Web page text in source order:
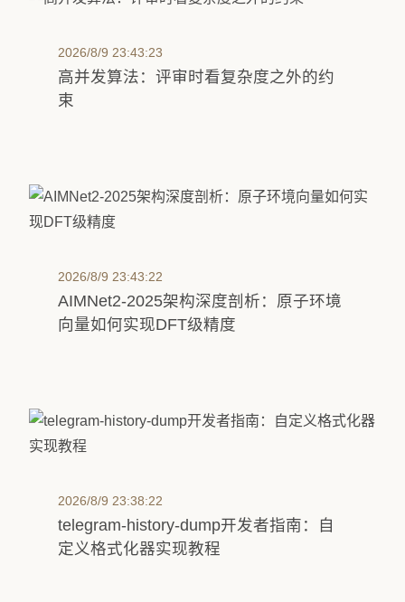
2026/8/9 23:43:23
高并发算法：评审时看复杂度之外的约
束
2026/8/9 23:43:22
AIMNet2-2025架构深度剖析：原子环境
向量如何实现DFT级精度
2026/8/9 23:38:22
telegram-history-dump开发者指南：自
定义格式化器实现教程